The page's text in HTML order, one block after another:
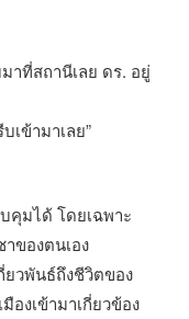
าที่สถานีเลย ดร. อยู่
ข้ามาเลย”
คุมได้ โดยเฉพาะ
ของตนเอง
ยวพันธ์ถึงชีวิตของ
องเข้ามาเกี่ยวข้อง